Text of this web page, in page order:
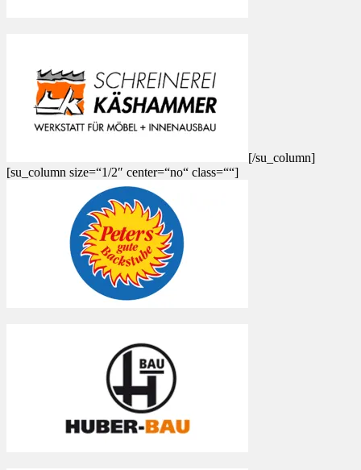
[/su_column]
[su_column size=“1/2″ center=“no“ class=““]